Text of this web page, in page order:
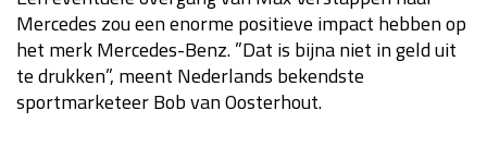
Kwalificatie
za 19:00 - 20:00
Race
zo 18:00 - 20:00
Mercedes zou een enorme positieve impact hebben op
het merk Mercedes-Benz. ”Dat is bijna niet in geld uit
te drukken”, meent Nederlands bekendste
sportmarketeer Bob van Oosterhout.